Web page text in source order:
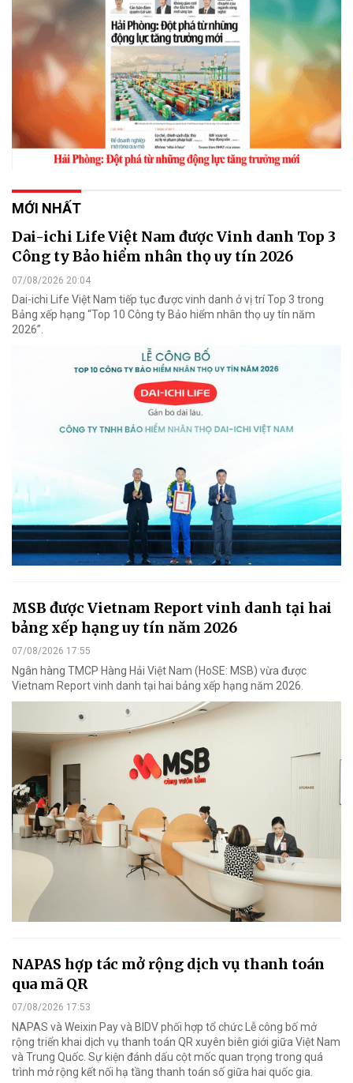
MỚI NHẤT
Dai-ichi Life Việt Nam được Vinh danh Top 3
Công ty Bảo hiểm nhân thọ uy tín 2026
07/08/2026 20:04
Dai-ichi Life Việt Nam tiếp tục được vinh danh ở vị trí Top 3 trong
Bảng xếp hạng “Top 10 Công ty Bảo hiểm nhân thọ uy tín năm
2026”.
MSB được Vietnam Report vinh danh tại hai
bảng xếp hạng uy tín năm 2026
07/08/2026 17:55
Ngân hàng TMCP Hàng Hải Việt Nam (HoSE: MSB) vừa được
Vietnam Report vinh danh tại hai bảng xếp hạng năm 2026.
NAPAS hợp tác mở rộng dịch vụ thanh toán
qua mã QR
07/08/2026 17:53
NAPAS và Weixin Pay và BIDV phối hợp tổ chức Lễ công bố mở
rộng triển khai dịch vụ thanh toán QR xuyên biên giới giữa Việt Nam
và Trung Quốc. Sự kiện đánh dấu cột mốc quan trọng trong quá
trình mở rộng kết nối hạ tầng thanh toán số giữa hai quốc gia.